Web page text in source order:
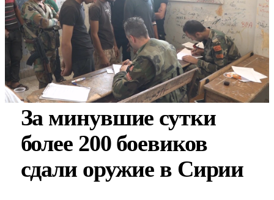
За минувшие сутки
более 200 боевиков
сдали оружие в Сирии